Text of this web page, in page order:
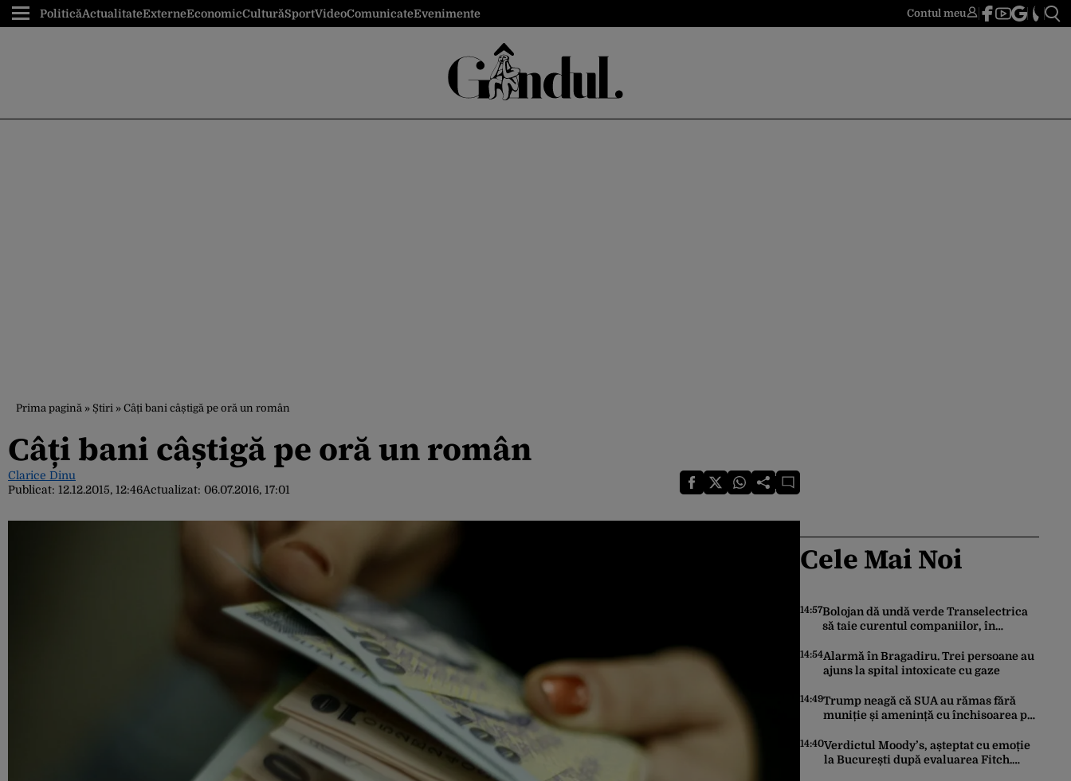
PoliticăActualitateExterneEconomicCulturăSportVideoComunicateEvenimente Contul meu
Prima pagină » Știri » Câți bani câștigă pe oră un român
Câți bani câștigă pe oră un român
Clarice Dinu
Publicat: 12.12.2015, 12:46Actualizat: 06.07.2016, 17:01
Cele Mai Noi
14:57Bolojan dă undă verde Transelectrica
să taie curentul companiilor, în
trebuie să le anunțe înainte
14:54Alarmă în Bragadiru. Trei persoane au
ajuns la spital intoxicate cu gaze
14:49Trump neagă că SUA au rămas fără
muniție și amenință cu închisoarea pe
14:40Verdictul Moody’s, așteptat cu emoție
la București după evaluarea Fitch.